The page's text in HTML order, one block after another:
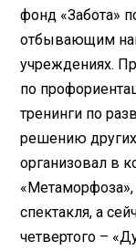
фонд «Забота»
отбывающим
учреждениях.
по
тренинги по
решению других
организовал в
«Метаморфоза»,
спектакля, а
четвертого –